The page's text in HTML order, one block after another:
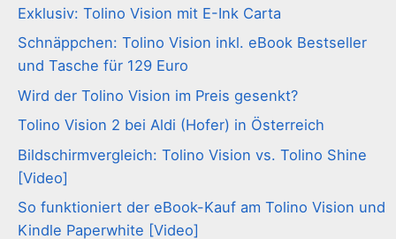
Exklusiv: Tolino Vision mit E-Ink Carta
Schnäppchen: Tolino Vision inkl. eBook Bestseller
und Tasche für 129 Euro
Wird der Tolino Vision im Preis gesenkt?
Tolino Vision 2 bei Aldi (Hofer) in Österreich
Bildschirmvergleich: Tolino Vision vs. Tolino Shine
[Video]
So funktioniert der eBook-Kauf am Tolino Vision und
Kindle Paperwhite [Video]